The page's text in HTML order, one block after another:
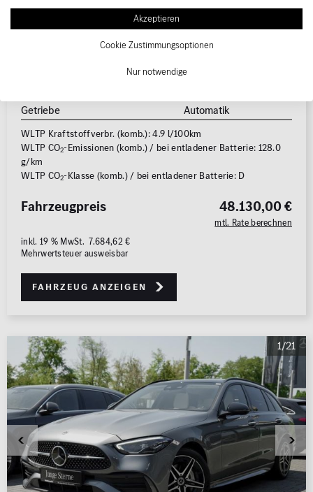
Kraftstoffart
Diesel
145 kW (197 PS)
17 kW (23 PS)
Getriebe
Automatik
WLTP Kraftstoffverbr. (komb.): 4.9 l/100km
WLTP CO2-Emissionen (komb.) / bei entladener Batterie: 128.0
g/km
WLTP CO2-Klasse (komb.) / bei entladener Batterie: D
48.130,00 €
mtl. Rate berechnen
Fahrzeugpreis
inkl. 19 % MwSt. 7.684,62 €
Mehrwertsteuer ausweisbar
Fahrzeug anzeigen
1/21
Akzeptieren
Cookie Zustimmungsoptionen
Nur notwendige